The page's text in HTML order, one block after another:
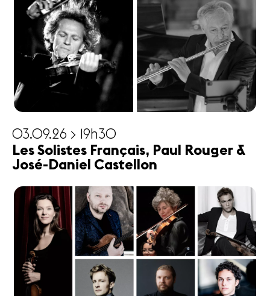
03.09.26 > 19h30
Les Solistes Français, Paul Rouger &
José-Daniel Castellon